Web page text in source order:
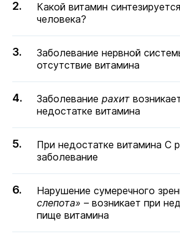
Какой витамин
человека?
Заболевание нервной
отсутствие витамина
Заболевание рахит
недостатке витамина
При недостатке витамина С
заболевание
Нарушение сумеречного
слепота» –возникает при
пище витамина